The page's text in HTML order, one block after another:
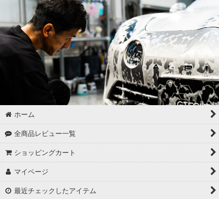
ゴムパーツの洗浄
各パーツの脱脂
02 -------------------
ボディコーティング（通常カラー）
ボディコーティング（マットカラー）
アルミホイールコーティング（クリアーコートなし アルミ素地
）
アルミホイールコーティング（メッキ・スパッタリング）
アルミホイールコーティング（艶消〜半艶 マットカラー）
ホーム
全商品レビュー一覧
ショッピングカート
マイページ
最近チェックしたアイテム